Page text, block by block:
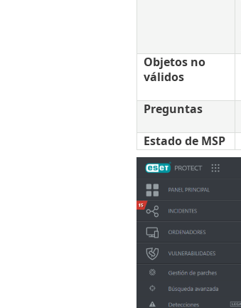
Objetos no
válidos
Preguntas
Estado de MSP